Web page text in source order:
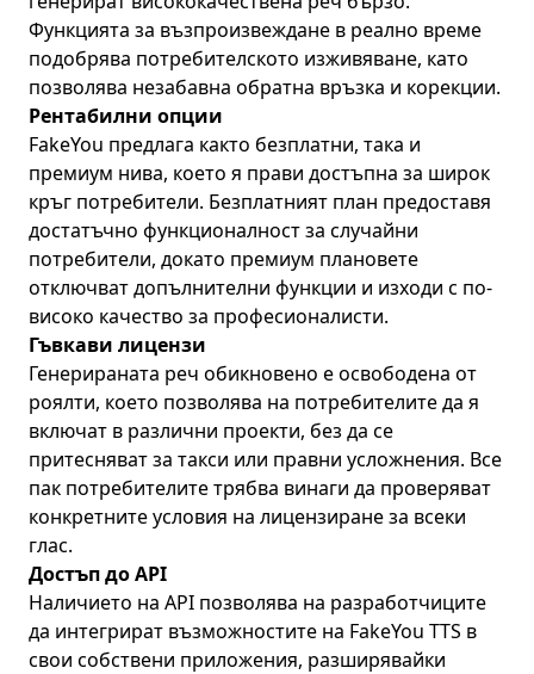
Функцията за възпроизвеждане в реално време
подобрява потребителското изживяване, като
позволява незабавна обратна връзка и корекции.
Рентабилни опции
FakeYou предлага както безплатни, така и
премиум нива, което я прави достъпна за широк
кръг потребители. Безплатният план предоставя
достатъчно функционалност за случайни
потребители, докато премиум плановете
отключват допълнителни функции и изходи с по-
високо качество за професионалисти.
Гъвкави лицензи
Генерираната реч обикновено е освободена от
роялти, което позволява на потребителите да я
включат в различни проекти, без да се
притесняват за такси или правни усложнения. Все
пак потребителите трябва винаги да проверяват
конкретните условия на лицензиране за всеки
глас.
Достъп до API
Наличието на API позволява на разработчиците
да интегрират възможностите на FakeYou TTS в
свои собствени приложения, разширявайки